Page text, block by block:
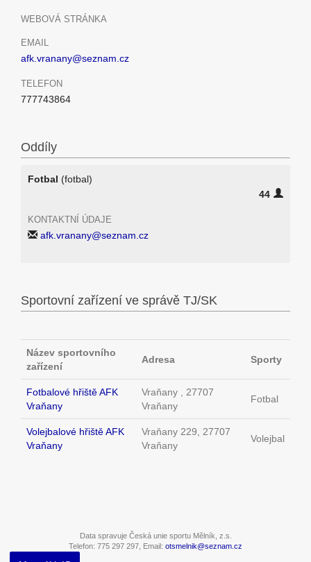
WEBOVÁ STRÁNKA
EMAIL
afk.vranany@seznam.cz
TELEFON
777743864
Oddíly
Fotbal (fotbal)
44
KONTAKTNÍ ÚDAJE
afk.vranany@seznam.cz
Sportovní zařízení ve správě TJ/SK
Název sportovního
zařízení
Adresa Sporty
Fotbalové hřiště AFK
Vraňany
Vraňany , 27707
Vraňany
Fotbal
Volejbalové hřiště AFK
Vraňany
Vraňany 229, 27707
Vraňany
Volejbal
Data spravuje Česká unie sportu Mělník, z.s.
Telefon: 775 297 297, Email: otsmelnik@seznam.cz